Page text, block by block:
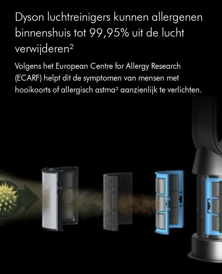
Dyson luchtreinigers kunnen allergenen
binnenshuis tot 99,95% uit de lucht
verwijderen²
Volgens het European Centre for Allergy Research
(ECARF) helpt dit de symptomen van mensen met
hooikoorts of allergisch astma² aanzienlijk te verlichten.